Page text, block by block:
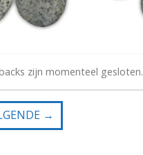
zijn momenteel gesloten.
→